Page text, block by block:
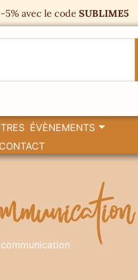
avec le code SUBLIME5
ÉVÈNEMENTS
CONTACT